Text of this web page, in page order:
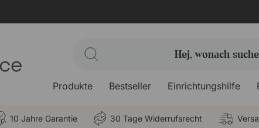
Produkte Bestseller Einrichtungshilfe
10 Jahre Garantie 30 Tage Widerrufsrecht